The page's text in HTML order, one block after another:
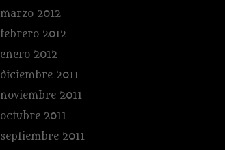
marzo 2012
febrero 2012
enero 2012
diciembre 2011
noviembre 2011
octubre 2011
septiembre 2011